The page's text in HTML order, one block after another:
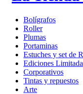
Bolígrafos
Roller
Plumas
Portaminas
Estuches y set de
Ediciones
Corporativos
Tintas y repuestos
Arte